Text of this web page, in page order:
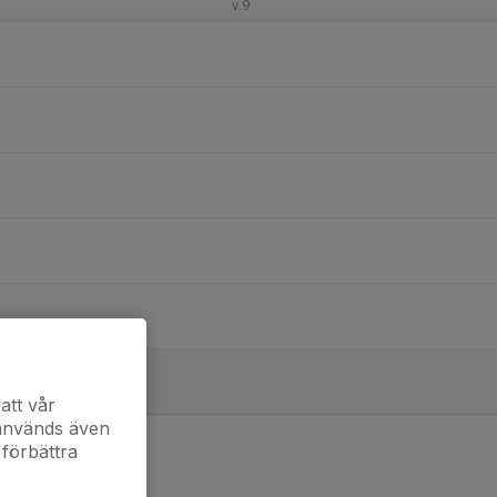
v.9
vår
även